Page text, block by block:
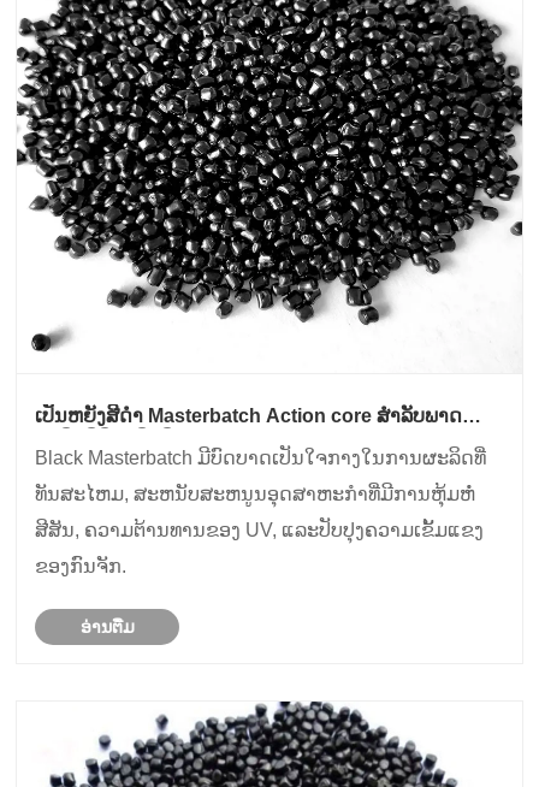
ເປັນຫຍັງສີດໍາ Masterbatch Action core ສໍາລັບພາດ
Black Masterbatch ມີບົດບາດເປັນໃຈກາງໃນການຜະລິດທີ່
ທັນສະໄຫມ, ສະຫນັບສະຫນູນອຸດສາຫະກໍາທີ່ມີການຫຸ້ມຫໍ່
ສີສັນ, ຄວາມຕ້ານທານຂອງ UV, ແລະປັບປຸງຄວາມເຂັ້ມແຂງ
ຂອງກົນຈັກ.
ອ່ານ​ຕື່ມ